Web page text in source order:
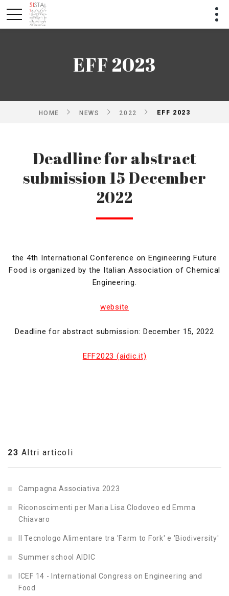
EFF 2023
HOME NEWS 2022 EFF 2023
Deadline for abstract
submission 15 December
2022
the 4th International Conference on Engineering Future
Food is organized by the Italian Association of Chemical
Engineering.
website
Deadline for abstract submission: December 15, 2022
EFF2023 (aidic.it)
23 Altri articoli
Campagna Associativa 2023
Riconoscimenti per Maria Lisa Clodoveo ed Emma
Chiavaro
Il Tecnologo Alimentare tra 'Farm to Fork' e 'Biodiversity'
Summer school AIDIC
ICEF 14 - International Congress on Engineering and
Food